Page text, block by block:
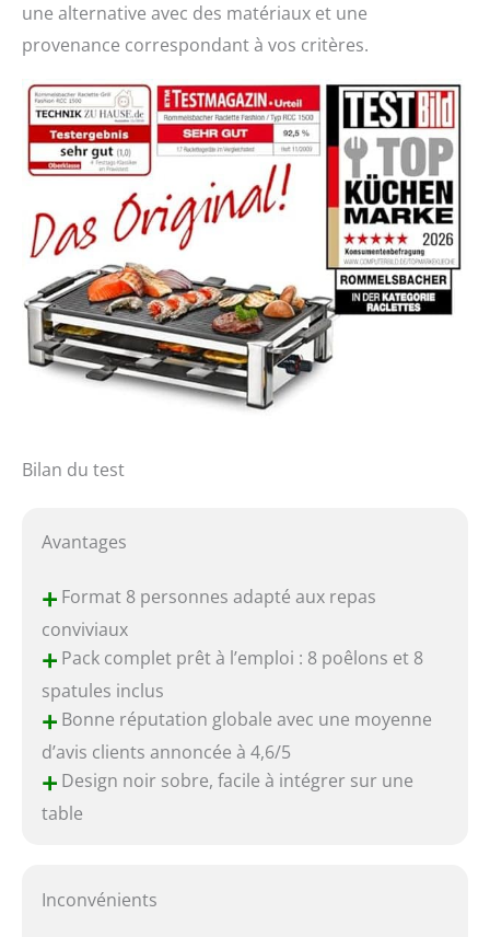
une alternative avec des matériaux et une
provenance correspondant à vos critères.
Bilan du test
Avantages
+Format 8 personnes adapté aux repas
conviviaux
+Pack complet prêt à l’emploi : 8 poêlons et 8
spatules inclus
+Bonne réputation globale avec une moyenne
d’avis clients annoncée à 4,6/5
+Design noir sobre, facile à intégrer sur une
table
Inconvénients